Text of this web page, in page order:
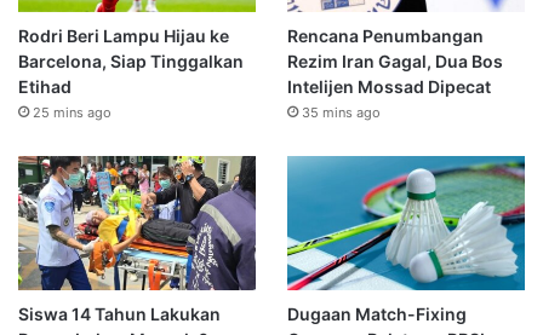
Rodri Beri Lampu Hijau ke
Barcelona, Siap Tinggalkan
Etihad
25 mins ago
Rencana Penumbangan
Rezim Iran Gagal, Dua Bos
Intelijen Mossad Dipecat
35 mins ago
Siswa 14 Tahun Lakukan
Dugaan Match-Fixing